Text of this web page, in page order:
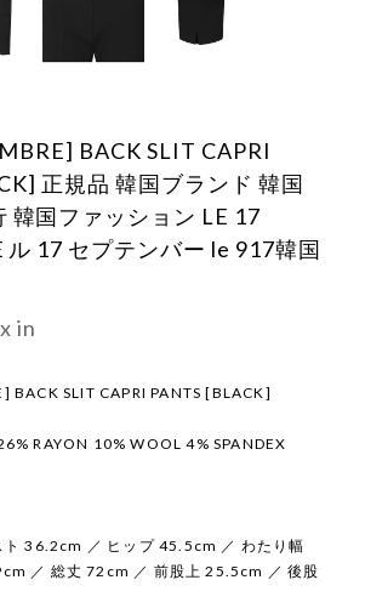
BACK SLIT CAPRI
正規品 韓国ブランド 韓国
韓国ファッション LE 17
ル 17 セプテンバー le 917韓国
in
BACK SLIT CAPRI PANTS [BLACK]
RAYON 10% WOOL 4% SPANDEX
ト 36.2cm ／ ヒップ 45.5cm ／ わたり幅
／ 総丈 72cm ／ 前股上 25.5cm ／ 後股